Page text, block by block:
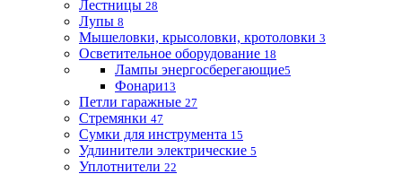
Лестницы 28
Лупы 8
Мышеловки, крысоловки, кротоловки 3
Осветительное оборудование 18
Лампы энергосберегающие5
Фонари13
Петли гаражные 27
Стремянки 47
Сумки для инструмента 15
Удлинители электрические 5
Уплотнители 22